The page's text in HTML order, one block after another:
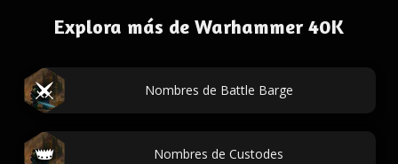
Explora más de Warhammer 40K
Nombres de Battle Barge
Nombres de Custodes